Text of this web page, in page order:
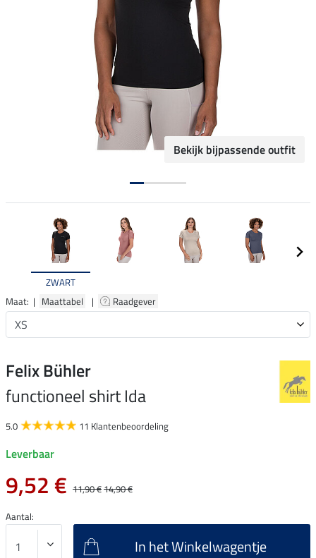
Bekijk bijpassende outfit
ZWART
Maat: | Maattabel | Raadgever
Felix Bühler
functioneel shirt Ida
5.0 11 Klantenbeoordeling
Leverbaar
9,52 € 11,90 €14,90 €
Aantal:
In het Winkelwagentje